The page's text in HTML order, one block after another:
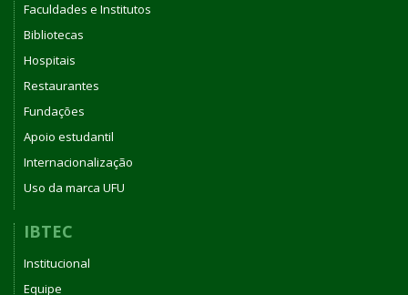
DA
UNIVERSIDADE
FEDERAL
UBERLÂNDIA
Faculdades e Institutos
Bibliotecas
Hospitais
Restaurantes
Fundações
Apoio estudantil
Internacionalização
Uso da marca UFU
IBTEC
Institucional
Equipe